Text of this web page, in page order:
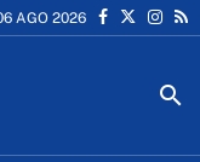
AGO 2026
search